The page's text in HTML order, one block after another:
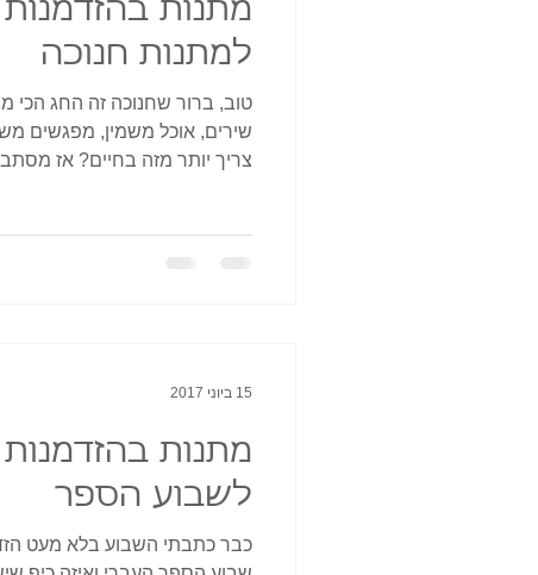
למתנות חנוכה
טוב, ברור שחנוכה זה החג הכי
שירים, אוכל משמין, מפגשים
צריך יותר מזה בחיים? אז
לשבוע הספר
כבר כתבתי השבוע בלא מעט
15 ביוני 2017